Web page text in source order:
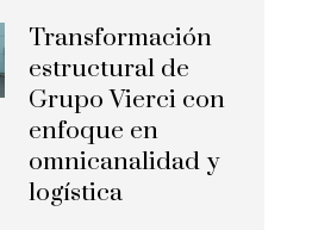
Transformación
estructural de
Grupo Vierci con
enfoque en
omnicanalidad y
logística